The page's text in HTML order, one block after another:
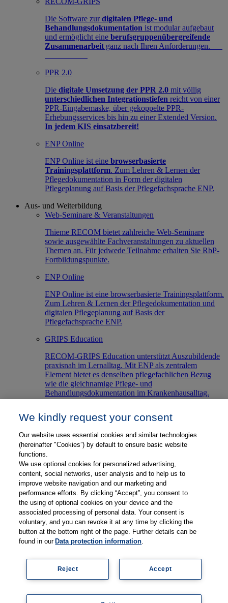
Die Software zurdigitalen Pflege- und
Behandlungsdokumentation ist modular aufgebaut
und ermöglicht eine berufsgruppenübergreifende
Zusammenarbeit ganz nach Ihren Anforderungen.
PPR 2.0
Die digitale Umsetzung der PPR 2.0 mit völlig
unterschiedlichen Integrationstiefen reicht von einer
PPR-Eingabemaske, über gekoppelte PPR-
Erhebungsservices bis hin zu einer Extended Version.
In jedem KIS einsatzbereit!
ENP Online
ENP Online ist eine browserbasierte
Trainingsplattform. Zum Lehren & Lernen der
Pflegedokumentation in Form der digitalen
Pflegeplanung auf Basis der Pflegefachsprache ENP.
Aus- und Weiterbildung
Web-Seminare & Veranstaltungen
Thieme RECOM bietet zahlreiche Web-Seminare
sowie ausgewählte Fachveranstaltungen zu aktuellen
Themen an. Für jedwede Teilnahme erhalten Sie RbP-
Fortbildungspunkte.
ENP Online
ENP Online ist eine browserbasierte Trainingsplattform.
Zum Lehren & Lernen der Pflegedokumentation und
digitalen Pflegeplanung auf Basis der
Pflegefachsprache ENP.
GRIPS Education
RECOM-GRIPS Education unterstützt Auszubildende
praxisnah im Lernalltag. Mit ENP als zentralem
Element bietet es denselben pflegefachlichen Bezug
wie die gleichnamige Pflege- und
Behandlungsdokumentation im Krankenhausalltag.
Berufspädagogik und standardisiertes Fachwissen! Mit
unseren Buchtiteln sind sowohl Auszubildende,
Lehrende als auch Praktiker optimal für ihre jeweiligen
Anforderungen ausgestattet.
Partner
Über Thieme RECOM
Über Thieme RECOM
News & Termine
Software-Support
Wissens- und Newsletter
Downloads & Unterrichtsmaterialien
Shop
Deutsch
Englisch
We kindly request your consent
Our website uses essential cookies and similar technologies
(hereinafter "Cookies”) by default to ensure basic website
functions.
We use optional cookies for personalized advertising,
content, social networks, user analysis and to help us to
improve website navigation and our marketing and
performance efforts. By clicking “Accept”, you consent to
the using of optional cookies on your device and the
associated processing of personal data. Your consent is
voluntary, and you can revoke it at any time by clicking the
button at the bottom right of the page. Further details can be
found in our Data protection information.
Accept
Reject